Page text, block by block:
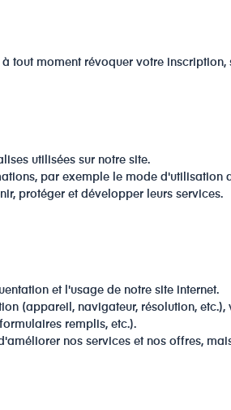
tout moment révoquer votre
utilisées sur notre site.
par exemple le mode
protéger et développer leurs services.
et l'usage de notre site internet.
(appareil, navigateur, résolution,
remplis, etc.).
nos services et nos offres,